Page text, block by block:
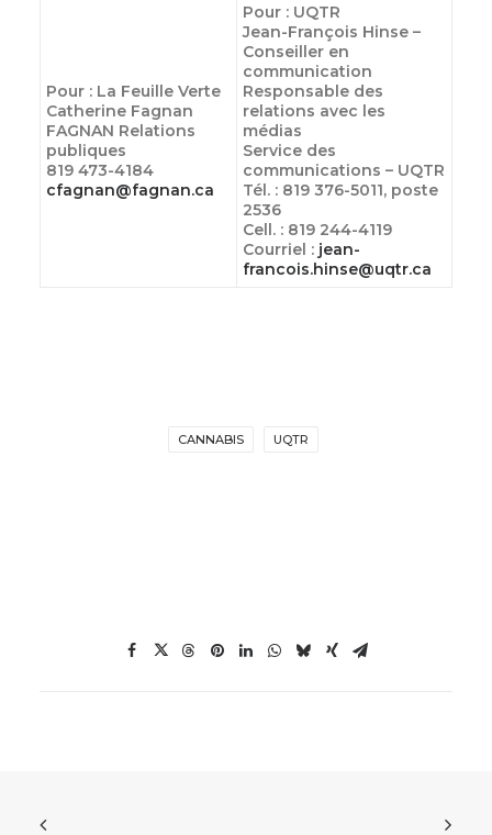
Pour : La Feuille Verte
Catherine Fagnan
FAGNAN Relations
publiques
819 473-4184
cfagnan@fagnan.ca
Pour : UQTR
Jean-François Hinse –
Conseiller en
communication
Responsable des
relations avec les
médias
Service des
communications – UQTR
Tél. : 819 376-5011, poste
2536
Cell. : 819 244-4119
Courriel : jean-
francois.hinse@uqtr.ca
CANNABIS UQTR